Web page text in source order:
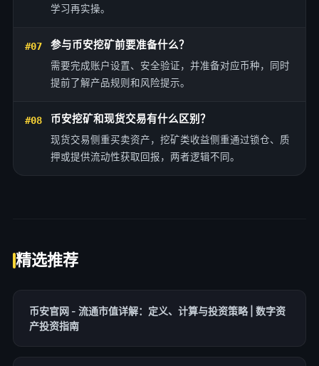
学习再实操。
#07 参与币安挖矿前要准备什么？
需要完成账户设置、安全验证，并准备对应币种，同时
提前了解产品规则和风险提示。
#08 币安挖矿和现货交易有什么区别？
现货交易侧重买卖资产，挖矿类收益侧重通过锁仓、质
押或提供流动性获取回报，两者逻辑不同。
精选推荐
币安官网 - 流通市值详解：定义、计算与投资策略 | 数字资
产投资指南